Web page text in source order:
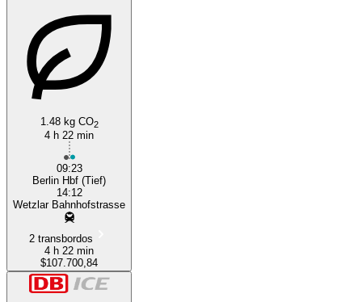
Wetzlar
1.48 kg CO2
4 h 22 min
09:23
Berlin Hbf (Tief)
14:12
Wetzlar Bahnhofstrasse
2 transbordos
4 h 22 min
$107.700,84